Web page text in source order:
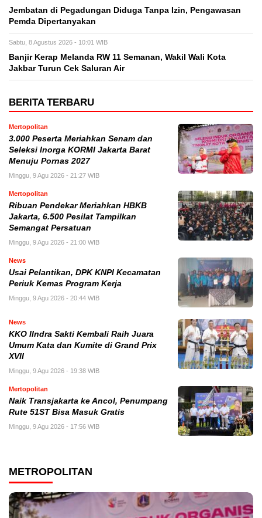
Jembatan di Pegadungan Diduga Tanpa Izin, Pengawasan
Pemda Dipertanyakan
Sabtu, 8 Agustus 2026 - 10:01 WIB
Banjir Kerap Melanda RW 11 Semanan, Wakil Wali Kota
Jakbar Turun Cek Saluran Air
BERITA TERBARU
Mertopolitan
3.000 Peserta Meriahkan Senam dan
Seleksi Inorga KORMI Jakarta Barat
Menuju Pornas 2027
Minggu, 9 Agu 2026 - 21:27 WIB
Mertopolitan
Ribuan Pendekar Meriahkan HBKB
Jakarta, 6.500 Pesilat Tampilkan
Semangat Persatuan
Minggu, 9 Agu 2026 - 21:00 WIB
News
Usai Pelantikan, DPK KNPI Kecamatan
Periuk Kemas Program Kerja
Minggu, 9 Agu 2026 - 20:44 WIB
News
KKO IIndra Sakti Kembali Raih Juara
Umum Kata dan Kumite di Grand Prix
XVII
Minggu, 9 Agu 2026 - 19:38 WIB
Mertopolitan
Naik Transjakarta ke Ancol, Penumpang
Rute 51ST Bisa Masuk Gratis
Minggu, 9 Agu 2026 - 17:56 WIB
METROPOLITAN